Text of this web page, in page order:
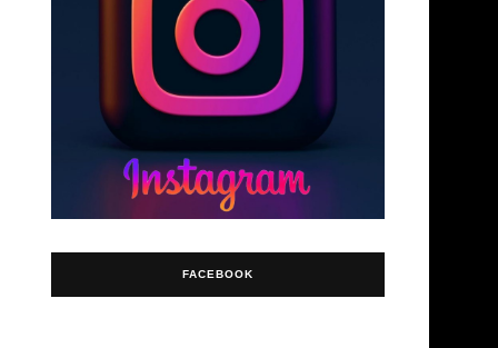
FACEBOOK